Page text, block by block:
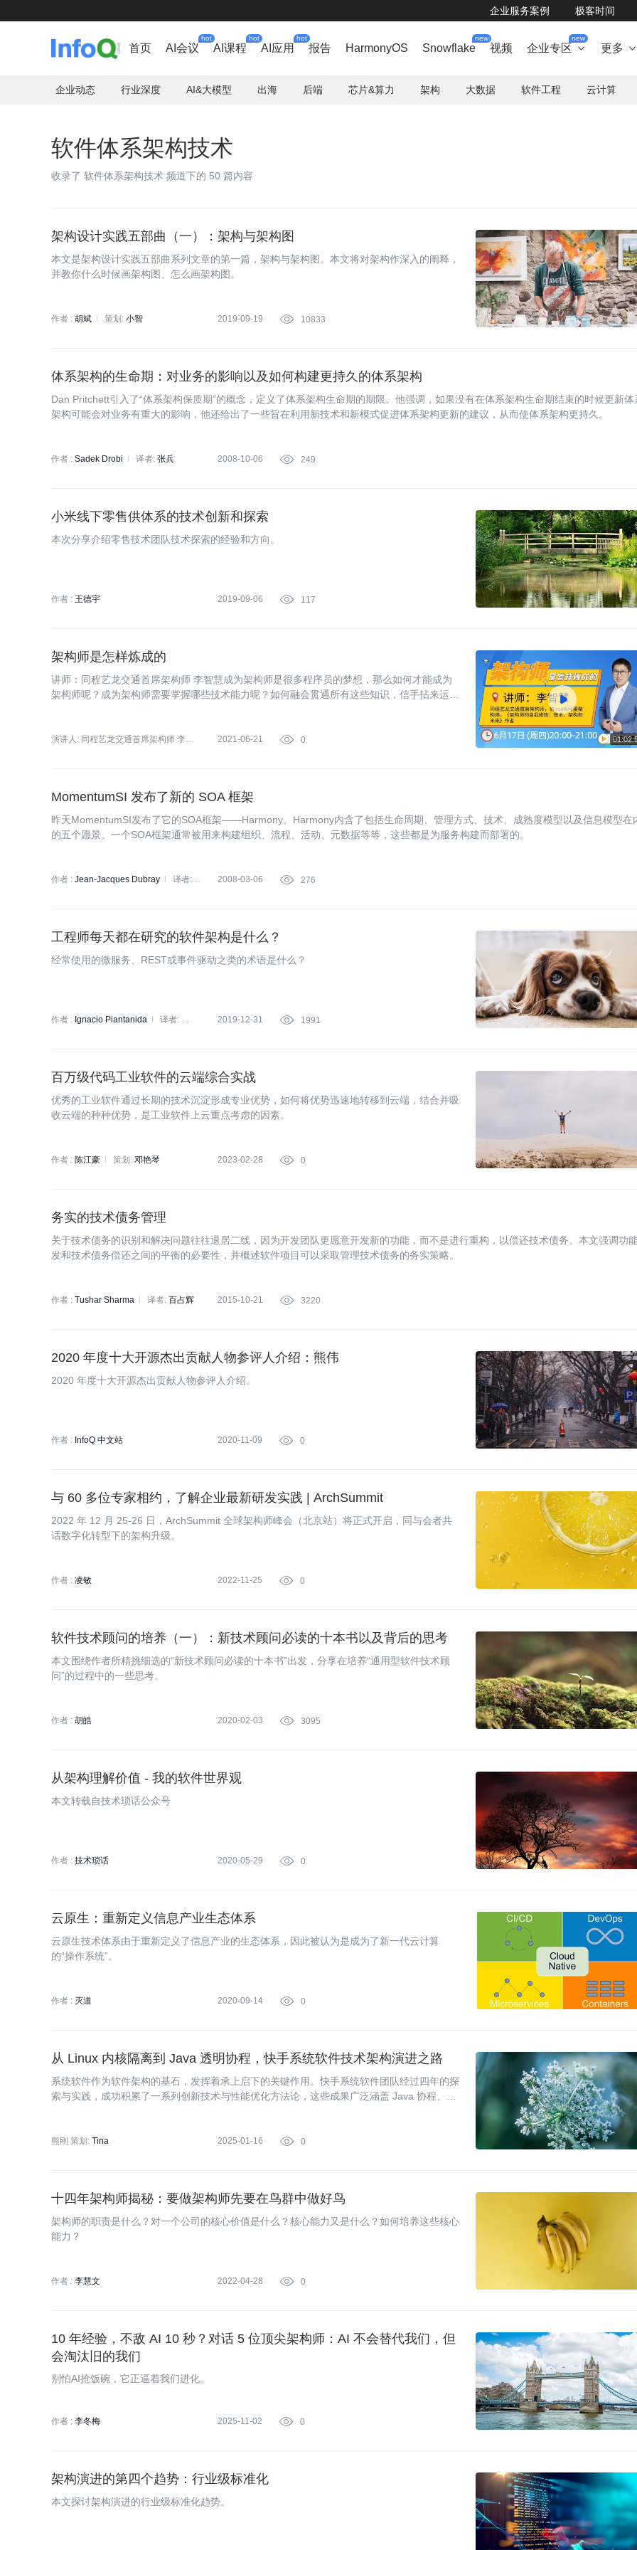
企业服务案例 极客时间
首页 AI会议
hot
AI课程
hot
AI应用
hot
报告 HarmonyOS Snowflake
new
视频 企业专区
new
 更多 
企业动态 行业深度 AI&大模型 出海 后端 芯片&算力 架构 大数据 软件工程 云计算
软件体系架构技术
收录了 软件体系架构技术 频道下的 50 篇内容
架构设计实践五部曲（一）：架构与架构图
本文是架构设计实践五部曲系列文章的第一篇，架构与架构图。本文将对架构作深入的阐释，
并教你什么时候画架构图、怎么画架构图。
作者 : 胡斌 策划: 小智 2019-09-19  10833
体系架构的生命期：对业务的影响以及如何构建更持久的体系架构
Dan Pritchett引入了“体系架构保质期”的概念，定义了体系架构生命期的期限。他强调，如果没有在体系架构生命期结束的时候更新体
架构可能会对业务有重大的影响，他还给出了一些旨在利用新技术和新模式促进体系架构更新的建议，从而使体系架构更持久。
作者 : Sadek Drobi 译者: 张兵 2008-10-06  249
小米线下零售供体系的技术创新和探索
本次分享介绍零售技术团队技术探索的经验和方向。
作者 : 王德宇 2019-09-06  117

架构师是怎样炼成的
讲师：同程艺龙交通首席架构师 李智慧成为架构师是很多程序员的梦想，那么如何才能成为
架构师呢？成为架构师需要掌握哪些技术能力呢？如何融会贯通所有这些知识，信手拈来运用
演讲人: 同程艺龙交通首席架构师 李智
2021-06-21  0
MomentumSI 发布了新的 SOA 框架
昨天MomentumSI发布了它的SOA框架——Harmony。Harmony内含了包括生命周期、管理方式、技术、成熟度模型以及信息模型在
的五个愿景。一个SOA框架通常被用来构建组织、流程、活动、元数据等等，这些都是为服务构建而部署的。
作者 : Jean-Jacques Dubray
译者:
2008-03-06  276
工程师每天都在研究的软件架构是什么？
经常使用的微服务、REST或事件驱动之类的术语是什么？
作者 : Ignacio Piantanida
译者:
2019-12-31  1991
百万级代码工业软件的云端综合实战
优秀的工业软件通过长期的技术沉淀形成专业优势，如何将优势迅速地转移到云端，结合并吸
收云端的种种优势，是工业软件上云重点考虑的因素。
作者 : 陈江豪 策划: 邓艳琴 2023-02-28  0
务实的技术债务管理
关于技术债务的识别和解决问题往往退居二线，因为开发团队更愿意开发新的功能，而不是进行重构，以偿还技术债务。本文强调功
发和技术债务偿还之间的平衡的必要性，并概述软件项目可以采取管理技术债务的务实策略。
作者 : Tushar Sharma 译者: 百占辉 2015-10-21  3220
2020 年度十大开源杰出贡献人物参评人介绍：熊伟
2020 年度十大开源杰出贡献人物参评人介绍。
作者 : InfoQ 中文站 2020-11-09  0
与 60 多位专家相约，了解企业最新研发实践 | ArchSummit
2022 年 12 月 25-26 日，ArchSummit 全球架构师峰会（北京站）将正式开启，同与会者共
话数字化转型下的架构升级。
作者 : 凌敏 2022-11-25  0
软件技术顾问的培养（一）：新技术顾问必读的十本书以及背后的思考
本文围绕作者所精挑细选的“新技术顾问必读的十本书”出发，分享在培养“通用型软件技术顾
问”的过程中的一些思考。
作者 : 胡皓 2020-02-03  3095
从架构理解价值 - 我的软件世界观
本文转载自技术琐话公众号
作者 : 技术琐话 2020-05-29  0
云原生：重新定义信息产业生态体系
云原生技术体系由于重新定义了信息产业的生态体系，因此被认为是成为了新一代云计算
的“操作系统”。
作者 : 灭道 2020-09-14  0
从 Linux 内核隔离到 Java 透明协程，快手系统软件技术架构演进之路
系统软件作为软件架构的基石，发挥着承上启下的关键作用。快手系统软件团队经过四年的探
索与实践，成功积累了一系列创新技术与性能优化方法论，这些成果广泛涵盖 Java 协程、编
熊刚 策划: Tina 2025-01-16  0
十四年架构师揭秘：要做架构师先要在鸟群中做好鸟
架构师的职责是什么？对一个公司的核心价值是什么？核心能力又是什么？如何培养这些核心
能力？
作者 : 李慧文 2022-04-28  0
10 年经验，不敌 AI 10 秒？对话 5 位顶尖架构师：AI 不会替代我们，但
会淘汰旧的我们
别怕AI抢饭碗，它正逼着我们进化。
作者 : 李冬梅 2025-11-02  0
架构演进的第四个趋势：行业级标准化
本文探讨架构演进的行业级标准化趋势。